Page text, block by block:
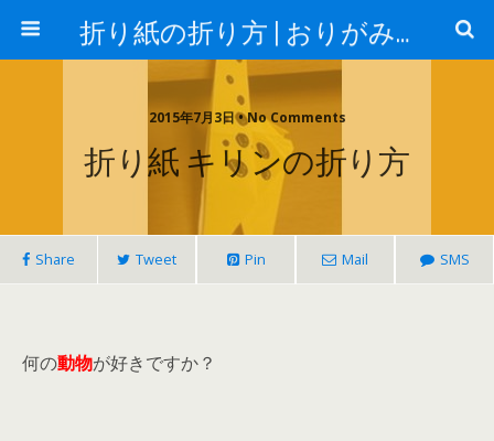
折り紙の折り方 | おりがみランド
2015年7月3日 • No Comments
折り紙 キリンの折り方
Share Tweet Pin Mail SMS
何の動物が好きですか？